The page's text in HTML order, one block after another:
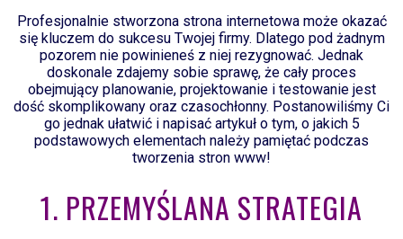
Profesjonalnie stworzona strona internetowa może okazać
się kluczem do sukcesu Twojej firmy. Dlatego pod żadnym
pozorem nie powinieneś z niej rezygnować. Jednak
doskonale zdajemy sobie sprawę, że cały proces
obejmujący planowanie, projektowanie i testowanie jest
dość skomplikowany oraz czasochłonny. Postanowiliśmy Ci
go jednak ułatwić i napisać artykuł o tym, o jakich 5
podstawowych elementach należy pamiętać podczas
tworzenia stron www!
1. PRZEMYŚLANA STRATEGIA